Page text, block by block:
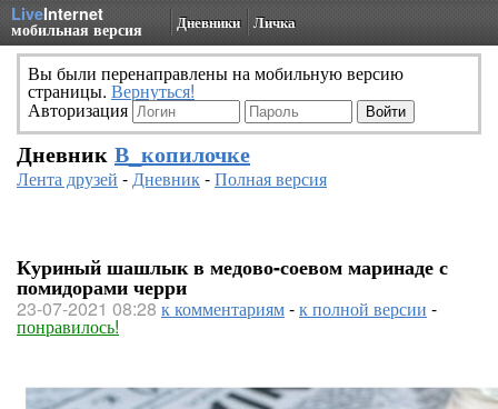
LiveInternet
мобильная версия Дневники Личка
Вы были перенаправлены на мобильную версию
страницы. Вернуться!
Авторизация
Дневник В_копилочке
Лента друзей -Дневник-Полная версия
Куриный шашлык в медово-соевом маринаде с
помидорами черри
23-07-2021 08:28 к комментариям-к полной версии -
понравилось!